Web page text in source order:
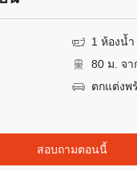
1 ห้องน้ำ
80 ม. จ
ตกแต่งพ
สอบถามตอนนี้